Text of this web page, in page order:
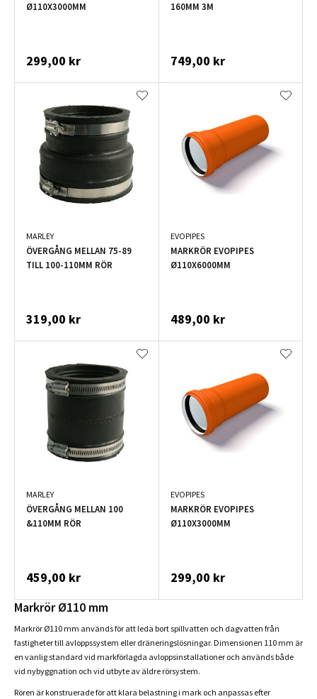
Ø110X3000MM
299,00 kr
160MM 3M
749,00 kr
MARLEY
ÖVERGÅNG MELLAN 75-89
TILL 100-110MM RÖR
319,00 kr
EVOPIPES
MARKRÖR EVOPIPES
Ø110X6000MM
489,00 kr
MARLEY
ÖVERGÅNG MELLAN 100
&110MM RÖR
459,00 kr
EVOPIPES
MARKRÖR EVOPIPES
Ø110X3000MM
299,00 kr
Markrör Ø110 mm
Markrör Ø110 mm används för att leda bort spillvatten och dagvatten från
fastigheter till avloppssystem eller dräneringslösningar. Dimensionen 110 mm är
en vanlig standard vid markförlagda avloppsinstallationer och används både
vid nybyggnation och vid utbyte av äldre rörsystem.
Rören är konstruerade för att klara belastning i mark och anpassas efter